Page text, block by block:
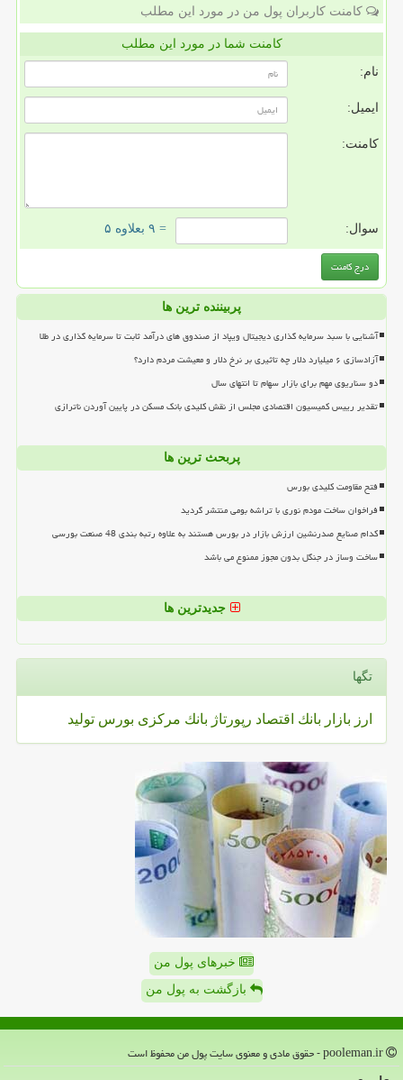
کامنت کاربران پول من در مورد این مطلب
کامنت شما در مورد این مطلب
نام:
ایمیل:
کامنت:
سوال: = ۹ بعلاوه ۵
پربیننده ترین ها
آشنایی با سبد سرمایه گذاری دیجیتال ویپاد از صندوق های درآمد ثابت تا سرمایه گذاری در طلا
آزادسازی ۶ میلیارد دلار چه تاثیری بر نرخ دلار و معیشت مردم دارد؟
دو سناریوی مهم برای بازار سهام تا انتهای سال
تقدیر رییس کمیسیون اقتصادی مجلس از نقش کلیدی بانک مسکن در پایین آوردن ناترازی
پربحث ترین ها
فتح مقاومت کلیدی بورس
فراخوان ساخت مودم نوری با تراشه بومی منتشر گردید
کدام صنایع صدرنشین ارزش بازار در بورس هستند به علاوه رتبه بندی 48 صنعت بورسی
ساخت وساز در جنگل بدون مجوز ممنوع می باشد
جدیدترین ها
تگها
ارز بازار بانك اقتصاد رپورتاژ بانك مركزی بورس تولید
خبرهای پول من
بازگشت به پول من